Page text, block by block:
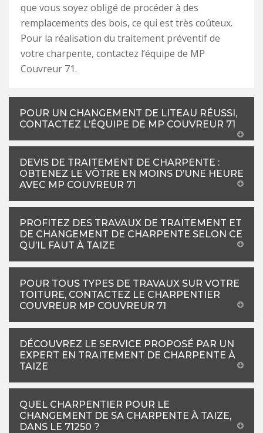
que vous soyez obligé de procéder à des
remplacements des bois, ce qui est très coûteux.
Pour la réalisation du traitement préventif de
votre charpente, contactez l’équipe de MP
Couvreur 71.
POUR UN CHANGEMENT DE LITEAU RÉUSSI,
CONTACTEZ L’ÉQUIPE DE MP COUVREUR 71
DEVIS DE TRAITEMENT DE CHARPENTE :
OBTENEZ LE VÔTRE EN MOINS D’UNE HEURE
AVEC MP COUVREUR 71
PROFITEZ DES TRAVAUX DE TRAITEMENT ET
DE CHANGEMENT DE CHARPENTE SELON CE
QU’IL FAUT À TAIZE
POUR TOUS TYPES DE TRAVAUX SUR VOTRE
TOITURE, CONTACTEZ LE CHARPENTIER
COUVREUR MP COUVREUR 71
DÉCOUVREZ LE SERVICE PROPOSÉ PAR UN
EXPERT EN TRAITEMENT DE CHARPENTE À
TAIZE
QUEL CHARPENTIER POUR LE
CHANGEMENT DE SA CHARPENTE À TAIZE,
DANS LE 71250 ?